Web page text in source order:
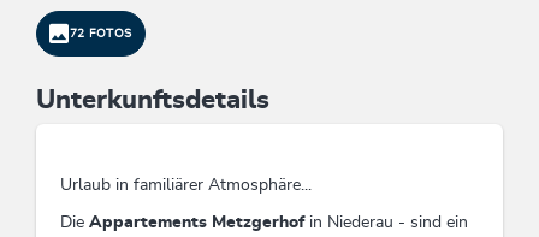
72 FOTOS
Unterkunftsdetails
Urlaub in familiärer Atmosphäre...
Die Appartements Metzgerhofin Niederau - sind ein